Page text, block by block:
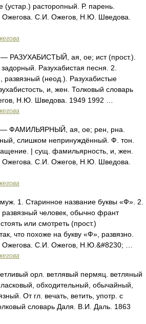
(устар.) расторопный. Р. парень.
Ожегова. С.И. Ожегов, Н.Ю. Шведова.
— РАЗУХАБИСТЫЙ, ая, ое; ист (прост.).
Разухабистая песня. 2.
(неод.). Разухабистые
и, жен. Толковый словарь
Н.Ю. Шведова. 1949 1992 …
— ФАМИЛЬЯРНЫЙ, ая, ое; рен, рна.
слишком непринуждённый. Ф. тон.
| сущ. фамильярность, и, жен.
Ожегова. С.И. Ожегов, Н.Ю. Шведова.
1. Старинное название буквы «Ф». 2.
человек, обычно франт
или смотреть (прост.)
что похоже на букву «Ф», развязно.
Ожегова. С.И. Ожегов, Н.Ю.&#8230; …
орл. ветлявый пермяц. ветляный
обходительный, обычайный,
От гл. вечать, ветить, употр. с
словарь Даля. В.И. Даль. 1863